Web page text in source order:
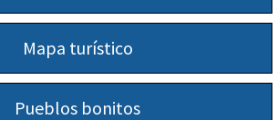
Mapa turístico
Pueblos bonitos